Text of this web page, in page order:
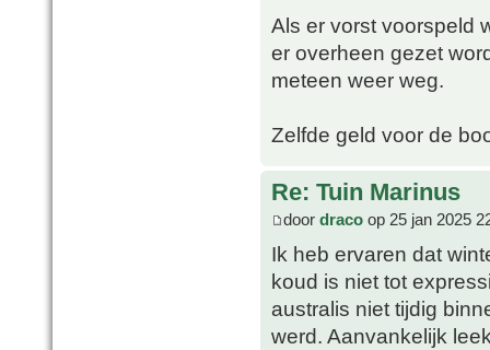
Als er vorst voorspeld
er overheen gezet
meteen weer weg.
Zelfde geld voor de
Re: Tuin Marinus
door draco op 25 jan 2025
Ik heb ervaren dat
koud is niet tot
australis niet tijdig
werd. Aanvankelijk